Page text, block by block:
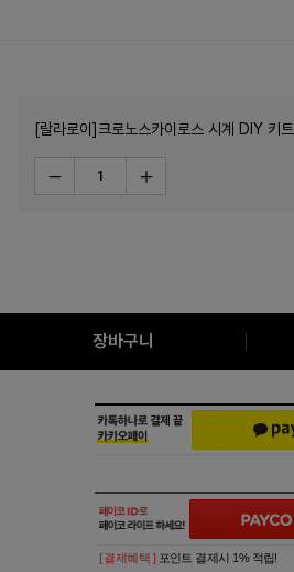
[랄라로이]크로노스카이로스 시계 DIY 키트
장바구니
[ 결제혜택 ] 포인트 결제시 1% 적립!